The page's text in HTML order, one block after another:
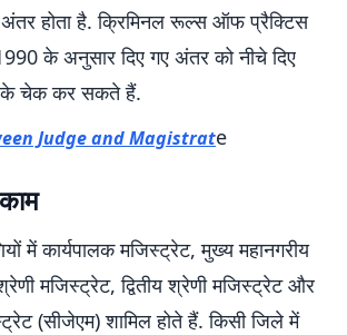
अंतर होता है. क्रिमिनल रूल्स ऑफ प्रैक्टिस
के अनुसार दिए गए अंतर को नीचे दिए
चेक कर सकते हैं.
Judge and Magistrate
में कार्यपालक मजिस्ट्रेट, मुख्य महानगरीय
मजिस्ट्रेट, द्वितीय श्रेणी मजिस्ट्रेट और
(सीजेएम) शामिल होते हैं. किसी जिले में